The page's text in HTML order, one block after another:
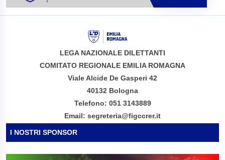
LEGA NAZIONALE DILETTANTI
COMITATO REGIONALE EMILIA ROMAGNA
Viale Alcide De Gasperi 42
40132 Bologna
Telefono: 051 3143889
Email: segreteria@figccrer.it
I NOSTRI SPONSOR